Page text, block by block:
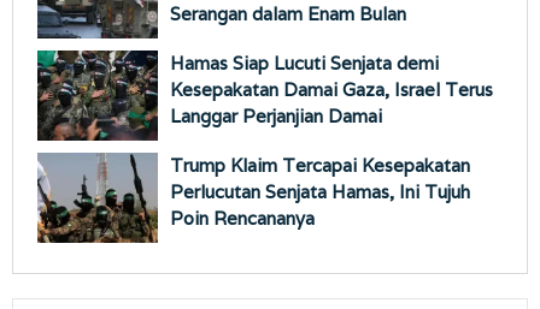
Serangan dalam Enam Bulan
Hamas Siap Lucuti Senjata demi
Kesepakatan Damai Gaza, Israel Terus
Langgar Perjanjian Damai
Trump Klaim Tercapai Kesepakatan
Perlucutan Senjata Hamas, Ini Tujuh
Poin Rencananya